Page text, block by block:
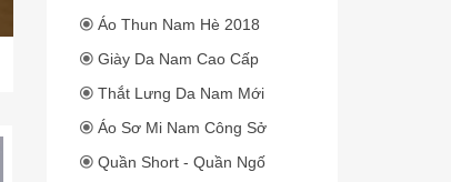
Áo Thun Nam Hè 2018
Giày Da Nam Cao Cấp
Thắt Lưng Da Nam Mới
Áo Sơ Mi Nam Công Sở
Quần Short - Quần Ngố